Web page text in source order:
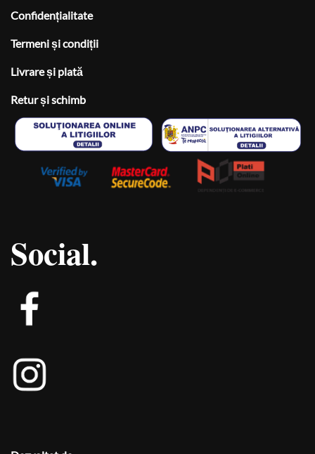
Confidențialitate
Termeni și condiții
Livrare și plată
Retur și schimb
Social.